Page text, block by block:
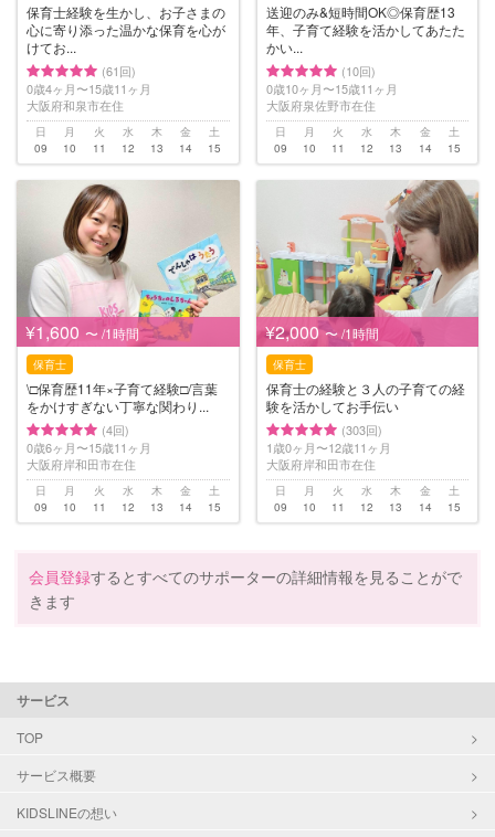
保育士経験を生かし、お子さまの
心に寄り添った温かな保育を心が
けてお...
(61回)
0歳4ヶ月〜15歳11ヶ月
大阪府和泉市在住
日
09
月
10
火
11
水
12
木
13
金
14
土
15
送迎のみ&短時間OK◎保育歴13
年、子育て経験を活かしてあたた
かい...
(10回)
0歳10ヶ月〜15歳11ヶ月
大阪府泉佐野市在住
日
09
月
10
火
11
水
12
木
13
金
14
土
15
¥1,600 〜 /1時間
保育士
\□︎保育歴11年×子育て経験□︎/言葉
をかけすぎない丁寧な関わり...
(4回)
0歳6ヶ月〜15歳11ヶ月
大阪府岸和田市在住
日
09
月
10
火
11
水
12
木
13
金
14
土
15
¥2,000 〜 /1時間
保育士
保育士の経験と３人の子育ての経
験を活かしてお手伝い
(303回)
1歳0ヶ月〜12歳11ヶ月
大阪府岸和田市在住
日
09
月
10
火
11
水
12
木
13
金
14
土
15
会員登録するとすべてのサポーターの詳細情報を見ることがで
きます
サービス
TOP
サービス概要
KIDSLINEの想い